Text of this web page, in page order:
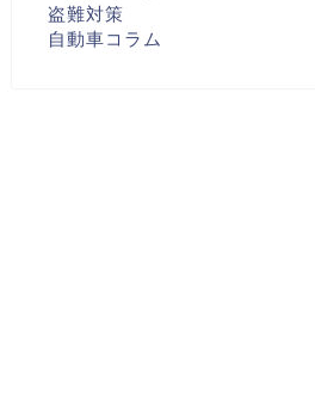
盗難対策
自動車コラム